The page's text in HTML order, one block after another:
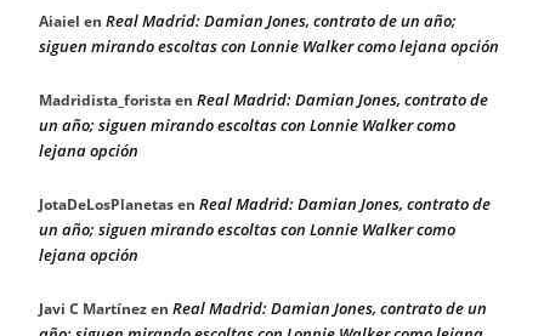
Aiaiel en Real Madrid: Damian Jones, contrato de un año;
siguen mirando escoltas con Lonnie Walker como lejana opción
Madridista_foristaen Real Madrid: Damian Jones, contrato de
un año; siguen mirando escoltas con Lonnie Walker como
lejana opción
JotaDeLosPlanetasen Real Madrid: Damian Jones, contrato de
un año; siguen mirando escoltas con Lonnie Walker como
lejana opción
Javi C Martínezen Real Madrid: Damian Jones, contrato de un